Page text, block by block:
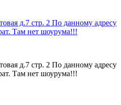
д.7 стр. 2 По данному адресу
Там нет шоурума!!!
д.7 стр. 2 По данному адресу
Там нет шоурума!!!